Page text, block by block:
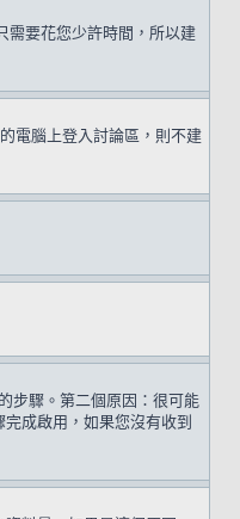
需要花您少許時間，所以建
電腦上登入討論區，則不建
步驟。第二個原因：很可能
成啟用，如果您沒有收到